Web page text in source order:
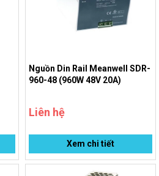
Nguồn Din Rail Meanwell SDR-
960-48 (960W 48V 20A)
Liên hệ
Xem chi tiết